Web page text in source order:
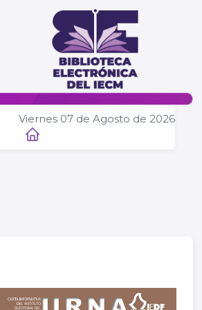
Viernes 07 de Agosto de 2026